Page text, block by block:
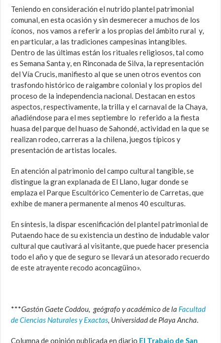
Teniendo en consideración el nutrido plantel patrimonial
comunal, en esta ocasión y sin desmerecer a muchos de los
íconos, nos vamos a referir a los propias del ámbito rural y,
en particular, a las tradiciones campesinas intangibles.
Dentro de las últimas están los rituales religiosos, tal como
es Semana Santa y, en Rinconada de Silva, la representación
del Vía Crucis, manifiesto al que se unen otros eventos con
trasfondo histórico de raigambre colonial y los propios del
proceso de la independencia nacional. Destacan en estos
aspectos, respectivamente, la trilla y el carnaval de la Chaya,
añadiéndose para el mes septiembre lo referido a la fiesta
huasa del parque del huaso de Sahondé, actividad en la que se
realizan rodeo, carreras a la chilena, juegos típicos y
presentación de artistas locales.
En atención al patrimonio del campo cultural tangible, se
distingue la gran explanada de El Llano, lugar donde se
emplaza el Parque Escultórico Cementerio de Carretas, que
exhibe de manera permanente al menos 40 esculturas.
En síntesis, la dispar escenificación del plantel patrimonial de
Putaendo hace de su existencia un destino de indudable valor
cultural que cautivará al visitante, que puede hacer presencia
todo el año y que de seguro se llevará un atesorado recuerdo
de este atrayente recodo aconcagüino».
***Gastón Gaete Coddou, geógrafo y académico de la Facultad
de Ciencias Naturales y Exactas, Universidad de Playa Ancha.
Columna de opinión publicada en diario El Trabajo de San